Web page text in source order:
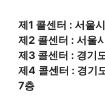
제1 콜센터 : 서울
제2 콜센터 : 서울
제3 콜센터 : 경기
제4 콜센터 : 경기
7층